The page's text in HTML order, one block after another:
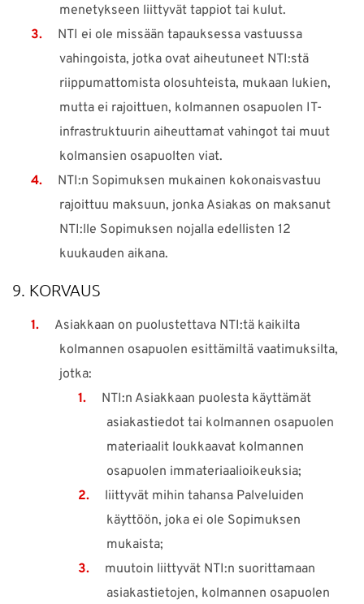
menetykseen liittyvät tappiot tai kulut.
NTI ei ole missään tapauksessa vastuussa
vahingoista, jotka ovat aiheutuneet NTI:stä
riippumattomista olosuhteista, mukaan lukien,
mutta ei rajoittuen, kolmannen osapuolen IT-
infrastruktuurin aiheuttamat vahingot tai muut
kolmansien osapuolten viat.
NTI:n Sopimuksen mukainen kokonaisvastuu
rajoittuu maksuun, jonka Asiakas on maksanut
NTI:lle Sopimuksen nojalla edellisten 12
kuukauden aikana.
9. KORVAUS
Asiakkaan on puolustettava NTI:tä kaikilta
kolmannen osapuolen esittämiltä vaatimuksilta,
jotka:
NTI:n Asiakkaan puolesta käyttämät
asiakastiedot tai kolmannen osapuolen
materiaalit loukkaavat kolmannen
osapuolen immateriaalioikeuksia;
liittyvät mihin tahansa Palveluiden
käyttöön, joka ei ole Sopimuksen
mukaista;
muutoin liittyvät NTI:n suorittamaan
asiakastietojen, kolmannen osapuolen